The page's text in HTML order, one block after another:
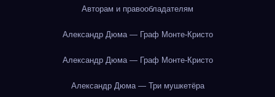
Авторам и правообладателям
Александр Дюма — Граф Монте-Кристо
Александр Дюма — Граф Монте-Кристо
Александр Дюма — Три мушкетёра